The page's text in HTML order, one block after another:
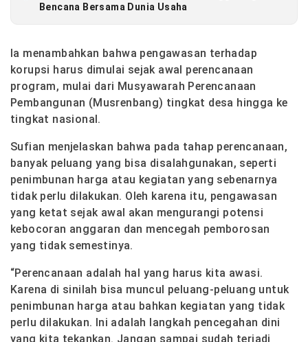
Bencana Bersama Dunia Usaha
Ia menambahkan bahwa pengawasan terhadap
korupsi harus dimulai sejak awal perencanaan
program, mulai dari Musyawarah Perencanaan
Pembangunan (Musrenbang) tingkat desa hingga ke
tingkat nasional.
Sufian menjelaskan bahwa pada tahap perencanaan,
banyak peluang yang bisa disalahgunakan, seperti
penimbunan harga atau kegiatan yang sebenarnya
tidak perlu dilakukan. Oleh karena itu, pengawasan
yang ketat sejak awal akan mengurangi potensi
kebocoran anggaran dan mencegah pemborosan
yang tidak semestinya.
“Perencanaan adalah hal yang harus kita awasi.
Karena di sinilah bisa muncul peluang-peluang untuk
penimbunan harga atau bahkan kegiatan yang tidak
perlu dilakukan. Ini adalah langkah pencegahan dini
yang kita tekankan. Jangan sampai sudah terjadi